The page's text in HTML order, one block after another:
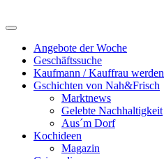
Angebote der Woche
Geschäftssuche
Kaufmann / Kauffrau werden
Gschichten von Nah&Frisch
Marktnews
Gelebte Nachhaltigkeit
Aus´m Dorf
Kochideen
Magazin